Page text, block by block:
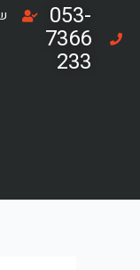
לתוכן
053-
7366
233